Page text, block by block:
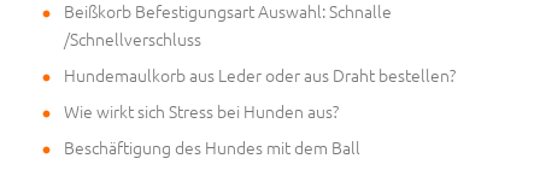
Beißkorb Befestigungsart Auswahl: Schnalle
/Schnellverschluss
Hundemaulkorb aus Leder oder aus Draht bestellen?
Wie wirkt sich Stress bei Hunden aus?
Beschäftigung des Hundes mit dem Ball